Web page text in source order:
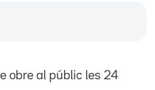
obre al públic les 24